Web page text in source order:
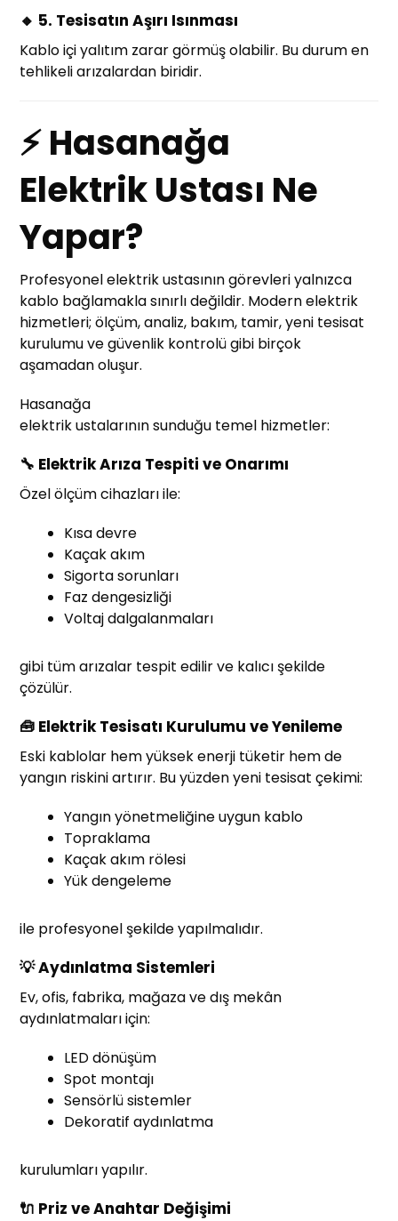
🔸 5. Tesisatın Aşırı Isınması
Kablo içi yalıtım zarar görmüş olabilir. Bu durum en
tehlikeli arızalardan biridir.
⚡ Hasanağa
Elektrik Ustası Ne
Yapar?
Profesyonel elektrik ustasının görevleri yalnızca
kablo bağlamakla sınırlı değildir. Modern elektrik
hizmetleri; ölçüm, analiz, bakım, tamir, yeni tesisat
kurulumu ve güvenlik kontrolü gibi birçok
aşamadan oluşur.
Hasanağa
elektrik ustalarının sunduğu temel hizmetler:
🔧 Elektrik Arıza Tespiti ve Onarımı
Özel ölçüm cihazları ile:
Kısa devre
Kaçak akım
Sigorta sorunları
Faz dengesizliği
Voltaj dalgalanmaları
gibi tüm arızalar tespit edilir ve kalıcı şekilde
çözülür.
🧰 Elektrik Tesisatı Kurulumu ve Yenileme
Eski kablolar hem yüksek enerji tüketir hem de
yangın riskini artırır. Bu yüzden yeni tesisat çekimi:
Yangın yönetmeliğine uygun kablo
Topraklama
Kaçak akım rölesi
Yük dengeleme
ile profesyonel şekilde yapılmalıdır.
💡 Aydınlatma Sistemleri
Ev, ofis, fabrika, mağaza ve dış mekân
aydınlatmaları için:
LED dönüşüm
Spot montajı
Sensörlü sistemler
Dekoratif aydınlatma
kurulumları yapılır.
🔌 Priz ve Anahtar Değişimi